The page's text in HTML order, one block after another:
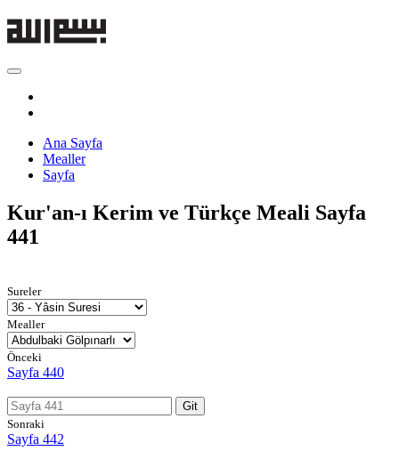
Ana Sayfa
Mealler
Sayfa
Kur'an-ı Kerim ve Türkçe Meali Sayfa
441
Sureler
Mealler
Önceki
Sayfa 440
Git
Sonraki
Sayfa 442